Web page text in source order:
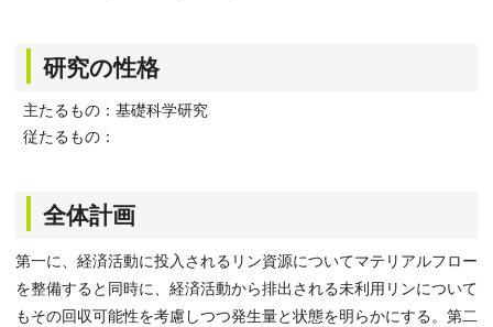
研究の性格
主たるもの：基礎科学研究
従たるもの：
全体計画
第一に、経済活動に投入されるリン資源についてマテリアルフロー
を整備すると同時に、経済活動から排出される未利用リンについて
もその回収可能性を考慮しつつ発生量と状態を明らかにする。第二